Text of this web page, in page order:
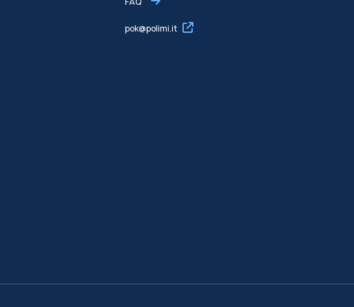
pok@polimi.it